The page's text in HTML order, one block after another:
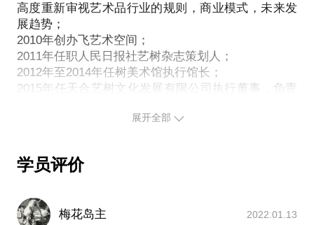
高度重新审视艺术品行业的规则，商业模式，未来发
展趋势；
2010年创办飞艺术空间；
2011年任职人民日报社艺树杂志策划人；
2012年至2014年任树美术馆执行馆长；
2015年任天合艺树文化发展有限公司执行董事，负责
2016年初，创办羽呈文化公司，旗下羽呈讲堂作为羽
维度智库平台。平台以人才培养为入口，对艺术品产
统研究并提供咨询服务；
2017年，羽呈讲堂与文化部文化艺术人才中心合作，
展开全部
学员评价
梅花岛主 2022.01.13